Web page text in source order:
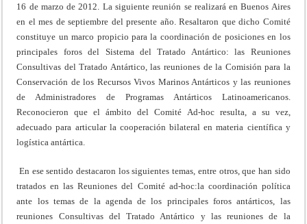
16 de marzo de 2012. La siguiente reunión se realizará en Buenos Aires
en el mes de septiembre del presente año. Resaltaron que dicho Comité
constituye un marco propicio para la coordinación de posiciones en los
principales foros del Sistema del Tratado Antártico: las Reuniones
Consultivas del Tratado Antártico, las reuniones de la Comisión para la
Conservación de los Recursos Vivos Marinos Antárticos y las reuniones
de Administradores de Programas Antárticos Latinoamericanos.
Reconocieron que el ámbito del Comité Ad-hoc resulta, a su vez,
adecuado para articular la cooperación bilateral en materia científica y
logística antártica.
En ese sentido destacaron los siguientes temas, entre otros, que han sido
tratados en las Reuniones del Comité ad-hoc:la coordinación política
ante los temas de la agenda de los principales foros antárticos, las
reuniones Consultivas del Tratado Antártico y las reuniones de la